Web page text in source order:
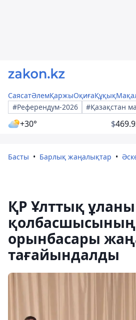
СаясатӘлемҚаржыОқиғаҚұқық
#Референдум-2026
#Қазақстан
+30° $
Басты Барлық жаңалықтар
ҚР Ұлттық
қолбасшысының
орынбасары
тағайындалды